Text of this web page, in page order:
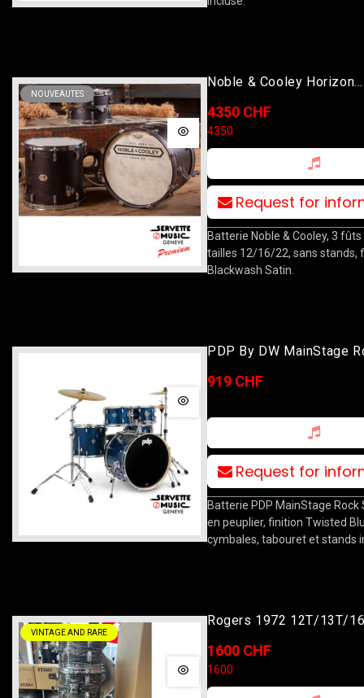
NOUVEAUTES
Noble & Cooley Horizon
4350 CHF
4350
Request for
Batterie Noble & Cooley, 3
tailles 12/16/22, sans stands,
Blackwash Satin.
PDP By DW MainStage
919 CHF
Request for
Batterie PDP MainStage Rock
en peuplier, finition Twisted
cymbales, tabouret et stands
VINTAGE AND RARE
Rogers 1972 12T/13T/
1600 CHF
1600